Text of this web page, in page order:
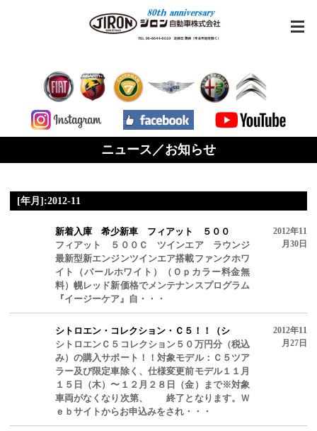
ニュース／お知らせ
[年月]:2012-11
新着入庫 希少新車 フィアット ５００
フィアット ５００Ｃ ツインエア ラウンジ
最新型新エンジンツインエア搭載ファンクホワ
イト（パールホワイト）（Ｏｐカラー料金無
料）幌レッド新価格でメンテナンスプログラム
『イージーケア』自・・・
2012年11
月30日
シトロエン・コレクション・Ｃ５！！（シ
シトロエンＣ５コレクション５０万円分（税込
み）の購入サポート！！対象モデル：Ｃ５ツア
ラー及び限定車除く、仕様変更前モデル１１月
１５日（木）〜１２月２８日（金）まで※対象
車両がなくなり次第、 終了となります。Ｗ
ｅｂサイトからお申込みをされ・・・
2012年11
月27日